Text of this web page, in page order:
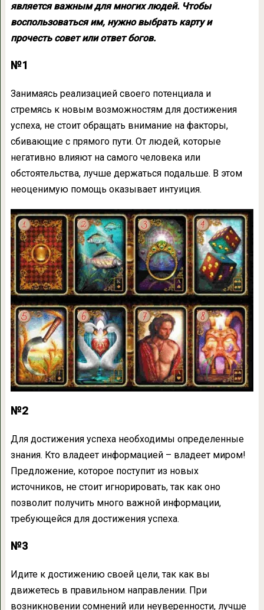
является важным для многих людей. Чтобы
воспользоваться им, нужно выбрать карту и
прочесть совет или ответ богов.
№1
Занимаясь реализацией своего потенциала и
стремясь к новым возможностям для достижения
успеха, не стоит обращать внимание на факторы,
сбивающие с прямого пути. От людей, которые
негативно влияют на самого человека или
обстоятельства, лучше держаться подальше. В этом
неоценимую помощь оказывает интуиция.
№2
Для достижения успеха необходимы определенные
знания. Кто владеет информацией – владеет миром!
Предложение, которое поступит из новых
источников, не стоит игнорировать, так как оно
позволит получить много важной информации,
требующейся для достижения успеха.
№3
Идите к достижению своей цели, так как вы
движетесь в правильном направлении. При
возникновении сомнений или неуверенности, лучше